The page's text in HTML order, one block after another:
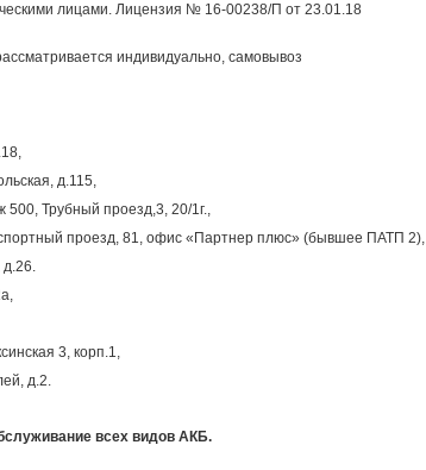
лицами. Лицензия № 16-00238/П от 23.01.18
индивидуально, самовывоз
д.115,
Трубный проезд,3, 20/1г.,
проезд, 81, офис «Партнер плюс» (бывшее ПАТП 2),
д.26.
3, корп.1,
д.2.
всех видов АКБ.